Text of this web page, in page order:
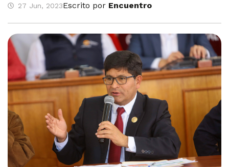
27 Jun, 2023Escrito por Encuentro